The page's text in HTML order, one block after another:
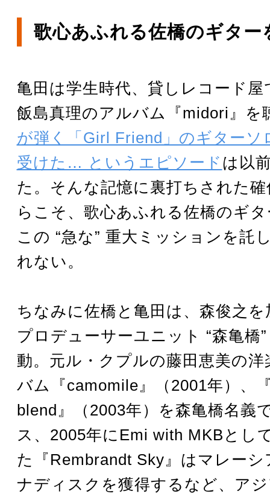
歌心あふれる佐橋のギター
亀田は学生時代、貸しレコード
飯島真理のアルバム『midori』を
が弾く「Girl Friend」のギターソ
受けた… というエピソード は以
た。そんな記憶に裏打ちされた
らこそ、歌心あふれる佐橋のギ
この “急な” 重大ミッションを託
れない。
ちなみに佐橋と亀田は、森俊之
プロデューサーユニット “森亀橋
動。元ル・クプルの藤田恵美の
バム『camomile』（2001年）、
blend』（2003年）を森亀橋名義
ス、2005年にEmi with MKBとし
た『Rembrandt Sky』はマレー
ナディスクを獲得するなど、ア